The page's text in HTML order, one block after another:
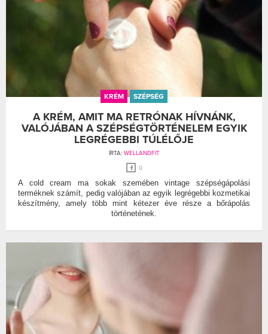
KRÉM SZÉPSÉG
A KRÉM, AMIT MA RETRÓNAK HÍVNÁNK,
VALÓJÁBAN A SZÉPSÉGTÖRTÉNELEM EGYIK
LEGRÉGEBBI TÚLÉLŐJE
ÍRTA: WELLANDFIT
0
A cold cream ma sokak szemében vintage szépségápolási
terméknek számít, pedig valójában az egyik legrégebbi kozmetikai
készítmény, amely több mint kétezer éve része a bőrápolás
történetének.